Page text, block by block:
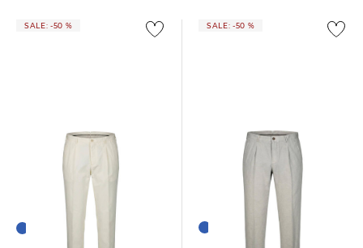
SALE: -50 % SALE: -50 %